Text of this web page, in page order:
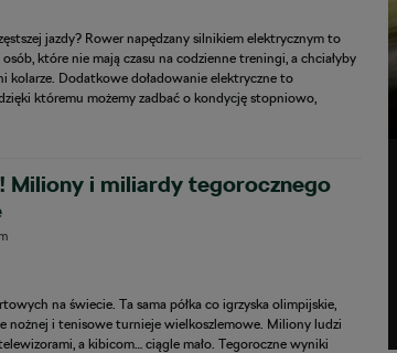
jazdy? Rower napędzany silnikiem elektrycznym to
które nie mają czasu na codzienne treningi, a chciałyby
kolarze. Dodatkowe doładowanie elektryczne to
któremu możemy zadbać o kondycję stopniowo,
Miliony i miliardy tegorocznego
na świecie. Ta sama półka co igrzyska olimpijskie,
nożnej i tenisowe turnieje wielkoszlemowe. Miliony ludzi
a kibicom… ciągle mało. Tegoroczne wyniki